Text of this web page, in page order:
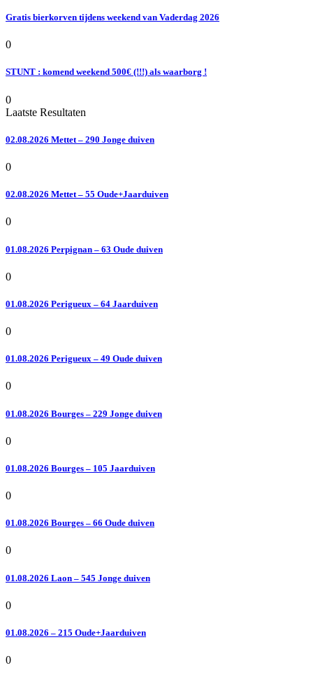
Gratis bierkorven tijdens weekend van Vaderdag 2026
0
STUNT : komend weekend 500€ (!!!) als waarborg !
0
Laatste Resultaten
02.08.2026 Mettet – 290 Jonge duiven
0
02.08.2026 Mettet – 55 Oude+Jaarduiven
0
01.08.2026 Perpignan – 63 Oude duiven
0
01.08.2026 Perigueux – 64 Jaarduiven
0
01.08.2026 Perigueux – 49 Oude duiven
0
01.08.2026 Bourges – 229 Jonge duiven
0
01.08.2026 Bourges – 105 Jaarduiven
0
01.08.2026 Bourges – 66 Oude duiven
0
01.08.2026 Laon – 545 Jonge duiven
0
01.08.2026 – 215 Oude+Jaarduiven
0